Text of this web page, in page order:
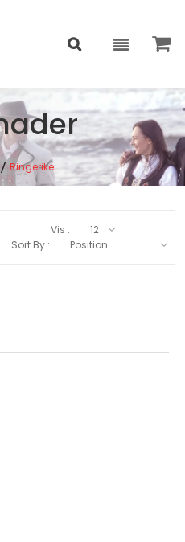
Ringerike
Vis :
Sort By :